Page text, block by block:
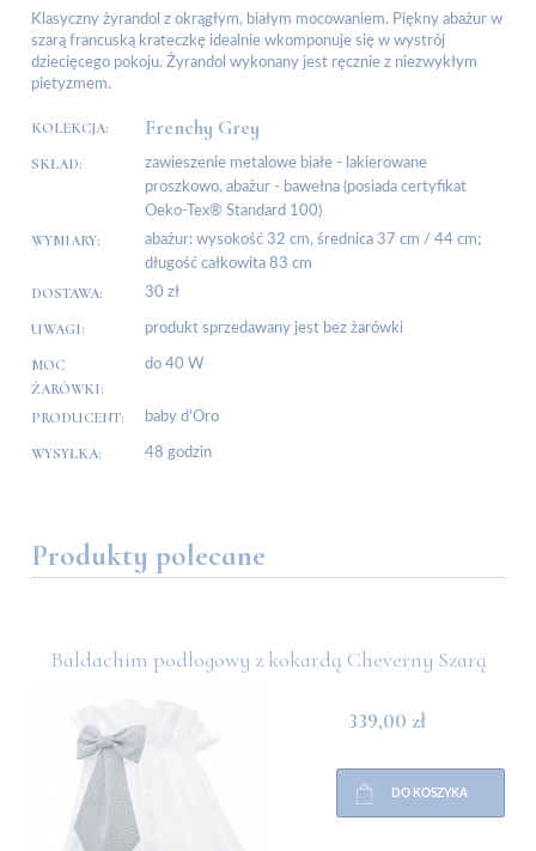
Klasyczny żyrandol z okrągłym, białym mocowaniem. Piękny abażur w
szarą francuską krateczkę idealnie wkomponuje się w wystrój
dziecięcego pokoju. Żyrandol wykonany jest ręcznie z niezwykłym
pietyzmem.
KOLEKCJA: Frenchy Grey
SKŁAD:
zawieszenie metalowe białe - lakierowane
proszkowo, abażur - bawełna (posiada certyfikat
Oeko-Tex® Standard 100)
WYMIARY:
abażur: wysokość 32 cm, średnica 37 cm / 44 cm;
długość całkowita 83 cm
DOSTAWA: 30 zł
UWAGI: produkt sprzedawany jest bez żarówki
MOC
ŻARÓWKI:
do 40 W
PRODUCENT: baby d’Oro
WYSYŁKA: 48 godzin
Produkty polecane
Baldachim podłogowy z kokardą Cheverny Szarą
339,00 zł
DO KOSZYKA